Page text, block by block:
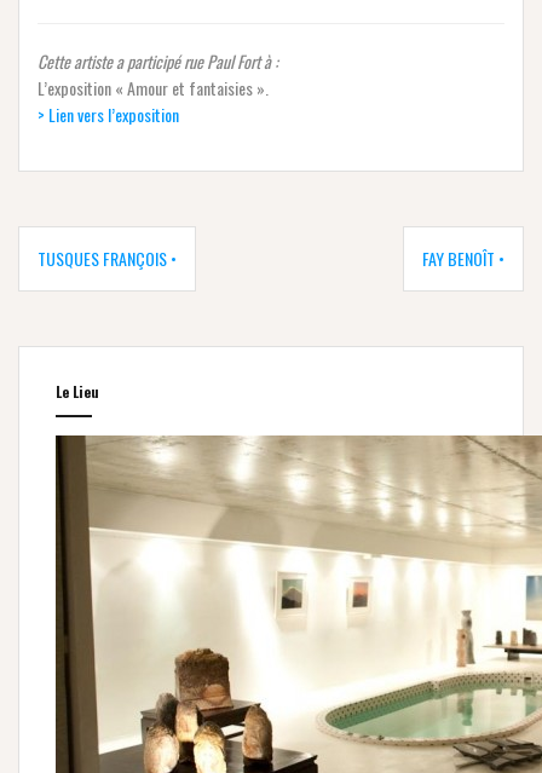
Cette artiste a participé rue Paul Fort à :
L’exposition « Amour et fantaisies ».
> Lien vers l’exposition
Navigation
l’article
TUSQUES FRANÇOIS • FAY BENOÎT •
Le Lieu